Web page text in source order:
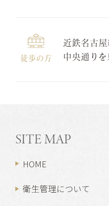
徒歩の方
近鉄名古
中央通り
SITE MAP
HOME
衛生管理について